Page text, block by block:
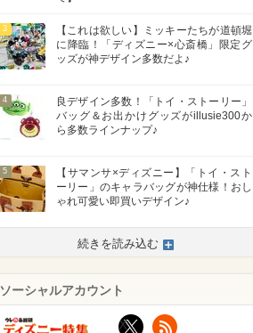
3
【これは欲しい】ミッキーたちが道頓堀
に降臨！「ディズニー×心斎橋」限定グ
ッズが神デザイン多数だよ♪
4
良デザイン多数！「トイ・ストーリー」
バッグ＆お出かけグッズがillusie300か
ら多数ラインナップ♪
5
【サマンサ×ディズニー】「トイ・スト
ーリー」のキャラバッグが神仕様！おし
ゃれ可愛い即買いデザイン♪
続きを読み込む
ソーシャルアカウント
X